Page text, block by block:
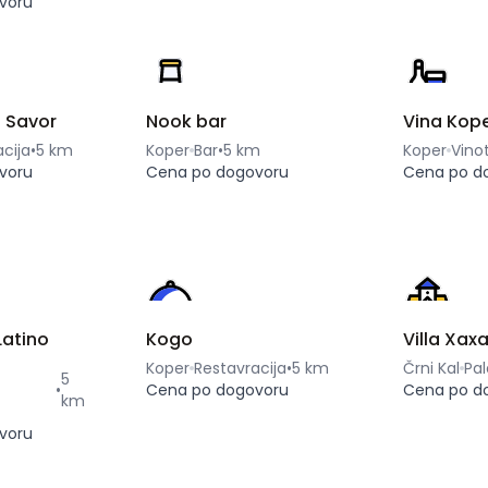
•5 km
Nook bar
Koper Bar•5 km
Cena po dogovoru
Vina
Koper
Cena po
•5
km
Kogo
Koper Restavracija•5 km
Cena po dogovoru
Villa
Črni Kal
Cena po